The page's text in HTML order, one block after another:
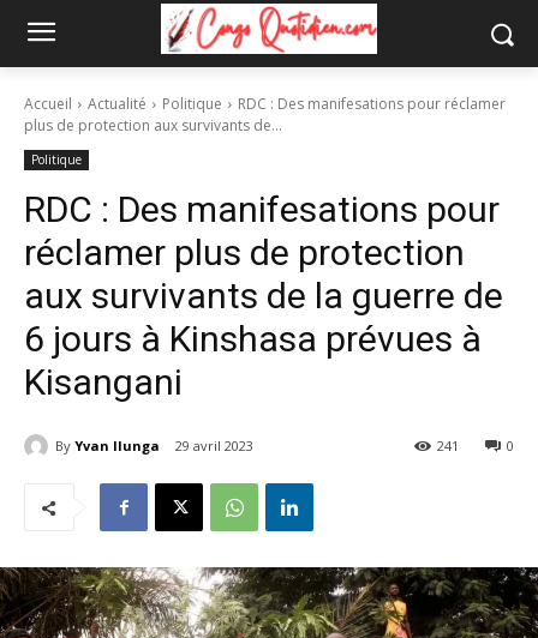
Accueil Actualité Politique
RDC : Des manifesations pour réclamer
plus de protection aux survivants de...
Politique
RDC : Des manifesations pour
réclamer plus de protection
aux survivants de la guerre de
6 jours à Kinshasa prévues à
Kisangani
By Yvan Ilunga 29 avril 2023 0
241